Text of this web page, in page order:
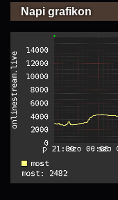
Napi grafikon